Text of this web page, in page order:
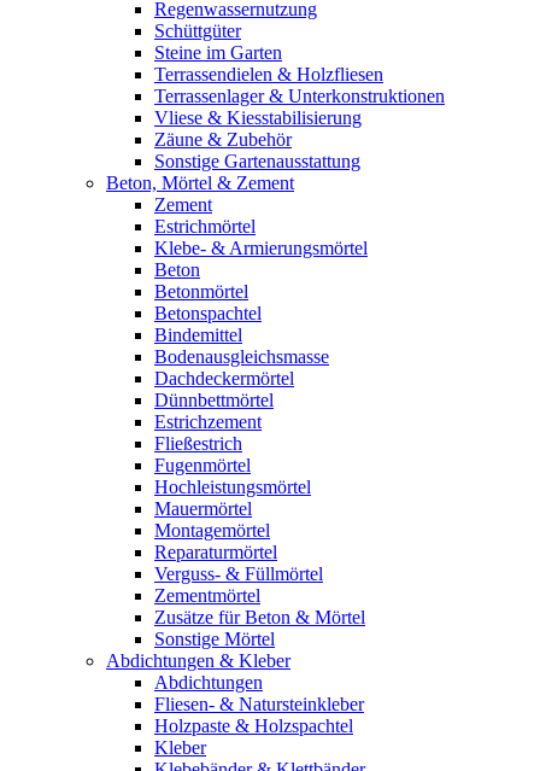
Regenwassernutzung
Schüttgüter
Steine im Garten
Terrassendielen & Holzfliesen
Terrassenlager & Unterkonstruktionen
Vliese & Kiesstabilisierung
Zäune & Zubehör
Sonstige Gartenausstattung
Beton, Mörtel & Zement
Zement
Estrichmörtel
Klebe- & Armierungsmörtel
Beton
Betonmörtel
Betonspachtel
Bindemittel
Bodenausgleichsmasse
Dachdeckermörtel
Dünnbettmörtel
Estrichzement
Fließestrich
Fugenmörtel
Hochleistungsmörtel
Mauermörtel
Montagemörtel
Reparaturmörtel
Verguss- & Füllmörtel
Zementmörtel
Zusätze für Beton & Mörtel
Sonstige Mörtel
Abdichtungen & Kleber
Abdichtungen
Fliesen- & Natursteinkleber
Holzpaste & Holzspachtel
Kleber